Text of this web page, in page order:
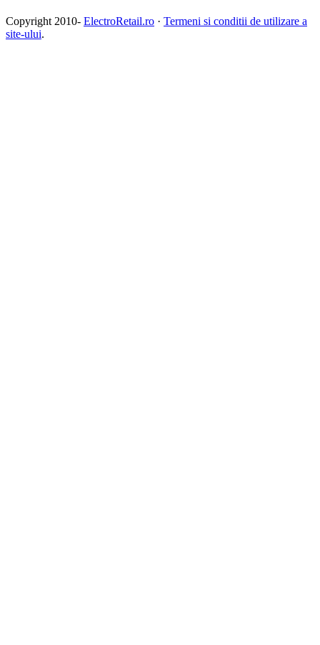
Copyright 2010- ElectroRetail.ro · Termeni si conditii de utilizare a
site-ului.